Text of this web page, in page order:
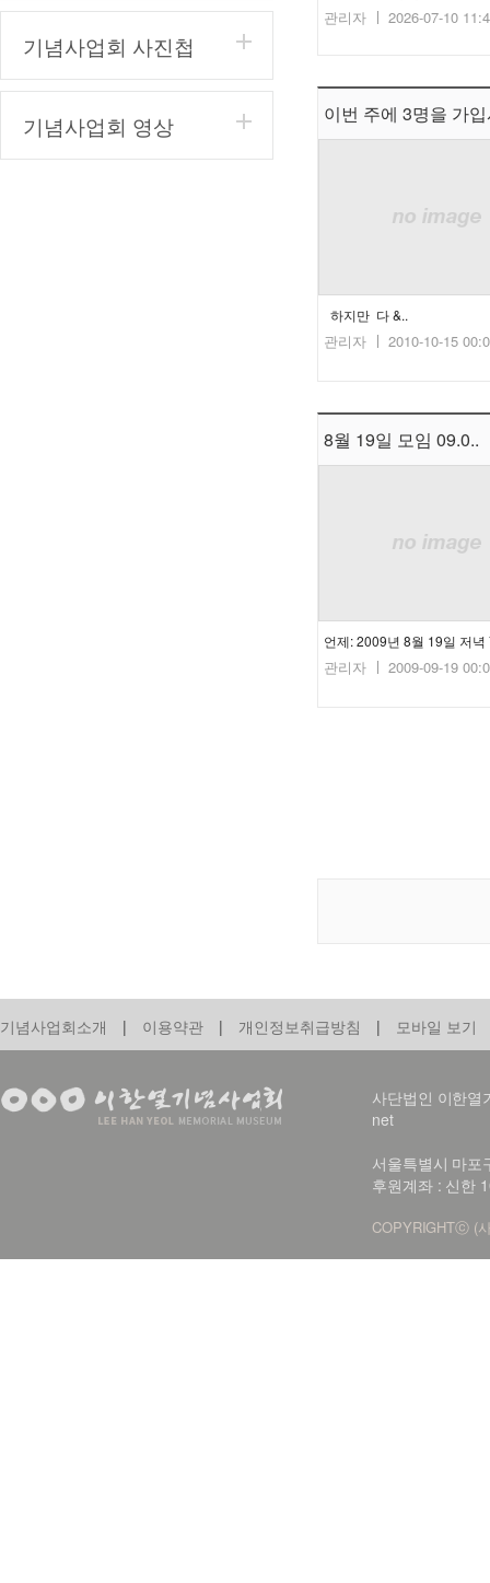
기념사업회 사진첩
기념사업회 영상
관리자 2026-07-10
이번 주에 3명을 가
하지만 다 &..
관리자 2010-10-15
8월 19일 모임 09.0..
관리자 2009-09-19
기념사업회소개 | 이용약관 | 개인정보취급방침 | 모바일 보기
사단법인 이한
net
서울특별시 마
후원계좌 : 신한
COPYRIGHTⓒ (